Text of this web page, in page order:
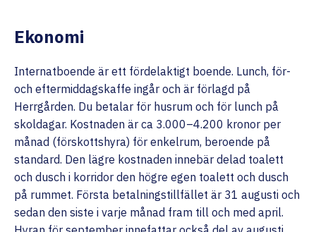
Ekonomi
Internatboende är ett fördelaktigt boende. Lunch, för-
och eftermiddagskaffe ingår och är förlagd på
Herrgården. Du betalar för husrum och för lunch på
skoldagar. Kostnaden är ca 3.000–4.200 kronor per
månad (förskottshyra) för enkelrum, beroende på
standard. Den lägre kostnaden innebär delad toalett
och dusch i korridor den högre egen toalett och dusch
på rummet. Första betalningstillfället är 31 augusti och
sedan den siste i varje månad fram till och med april.